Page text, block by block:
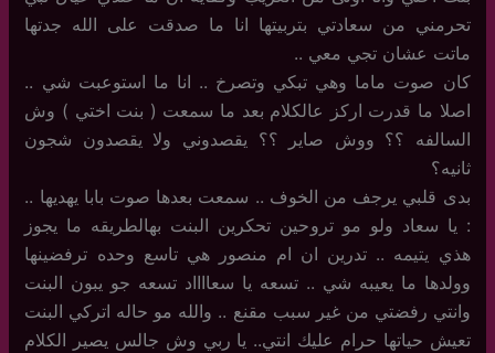
تحرمني من سعادتي بتربيتها انا ما صدقت على الله جدتها
ماتت عشان تجي معي ..
كان صوت ماما وهي تبكي وتصرخ .. انا ما استوعبت شي ..
اصلا ما قدرت اركز عالكلام بعد ما سمعت ( بنت اختي ) وش
السالفه ؟؟ ووش صاير ؟؟ يقصدوني ولا يقصدون شجون
ثانيه؟
بدى قلبي يرجف من الخوف .. سمعت بعدها صوت بابا يهديها ..
: يا سعاد ولو مو تروحين تحكرين البنت بهالطريقه ما يجوز
هذي يتيمه .. تدرين ان ام منصور هي تاسع وحده ترفضينها
وولدها ما يعيبه شي .. تسعه يا سعااااد تسعه جو يبون البنت
وانتي رفضتي من غير سبب مقنع .. والله مو حاله اتركي البنت
تعيش حياتها حرام عليك انتي.. يا ربي وش جالس يصير الكلام